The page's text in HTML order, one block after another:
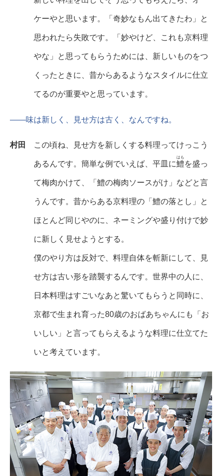
ケーやと思います。「奇妙なもん出てきたわ」と
思われたら失敗です。「妙やけど、これも京料理
やな」と思ってもらうためには、新しいものをつ
くったときに、昔からあるようなスタイルに仕立
てるのが重要やと思っています。
――味は新しく、見せ方は古く、なんですね。
村田 この頃ね、見せ方を新しくする料理ってけっこう
あるんです。簡単な例でいえば、平皿に鱧
はも
を盛っ
て梅肉かけて、「鱧の梅肉ソースがけ」などと言
うんです。昔からある京料理の「鱧の落とし」と
ほとんど同じやのに、ネーミングや盛り付けで妙
に新しく見せようとする。
僕のやり方は反対で、料理自体を斬新にして、見
せ方は古い形を踏襲するんです。世界中の人に、
日本料理はすごいなあと驚いてもらうと同時に、
京都で生まれ育った80歳のおばあちゃんにも「お
いしい」と言ってもらえるような料理に仕立てた
いと考えています。